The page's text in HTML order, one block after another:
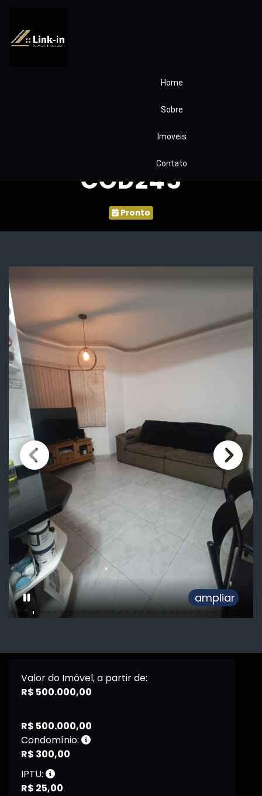
Home
Sobre
Imoveis
Contato
Condomínio
Residencial Quatro
Estações – Barueri
COD245
Pronto
ampliar
Valor do Imóvel, a partir de:
R$ 500.000,00
R$ 500.000,00
Condomínio:
R$ 300,00
IPTU:
R$ 25,00